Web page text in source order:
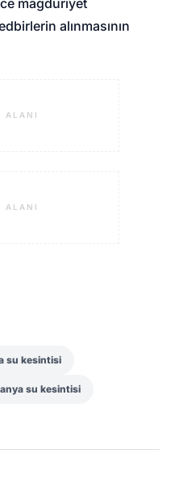
alınmasının
ALANI
ALANI
su kesintisi
su kesintisi